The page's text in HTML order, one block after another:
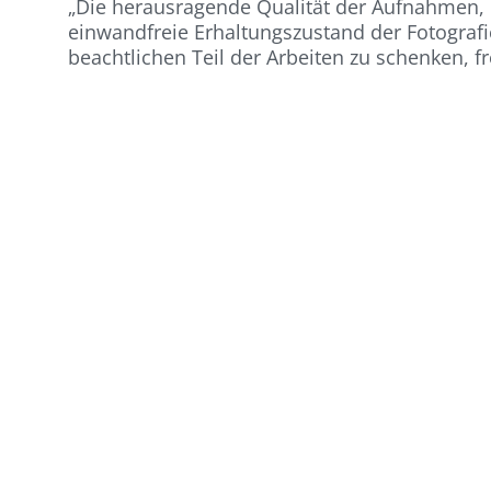
„Die herausragende Qualität der
einwandfreie Erhaltungszustand der
beachtlichen Teil der Arbeiten zu schenken,